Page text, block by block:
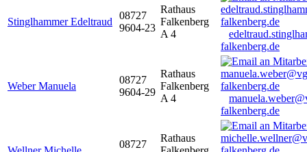
Stinglhammer Edeltraud
08727
9604-23
Rathaus
Falkenberg
A 4
falkenberg.de
Weber Manuela
08727
9604-29
Rathaus
Falkenberg
A 4
falkenberg.de
08727
Rathaus